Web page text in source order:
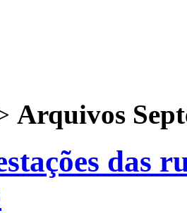
Arquivos
das